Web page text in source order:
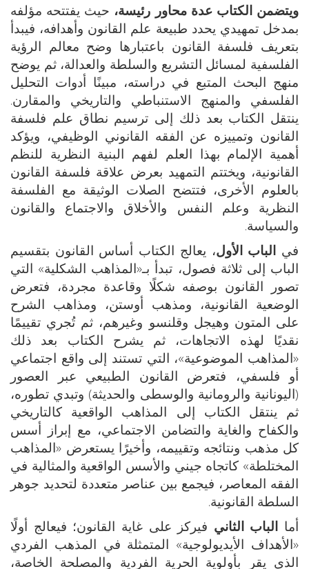
ويتضمن الكتاب عدة محاور رئيسة، حيث يفتتحه مؤلفه
بمدخل تمهيدي يحدد طبيعة علم القانون وأهدافه، فيبدأ
بتعريف فلسفة القانون باعتبارها وضح معالم الرؤية
الفلسفية لمسائل التشريع والسلطة والعدالة، ثم يوضح
منهج البحث المتبع في دراسته، مبينًا أدوات التحليل
الفلسفي والمنهج الاستنباطي والتاريخي والمقارن.
ينتقل الكتاب بعد ذلك إلى ترسيم نطاق علم فلسفة
القانون وتمييزه عن الفقه القانوني الوظيفي، ويؤكد
أهمية الإلمام بهذا العلم لفهم البنية النظرية للنظم
القانونية، ويختتم التمهيد بعرض علاقة فلسفة القانون
بالعلوم الأخرى، فتتضح الصلات الوثيقة مع الفلسفة
النظرية وعلم النفس والأخلاق والاجتماع والقانون
والسياسة.
في الباب الأول، يعالج الكتاب أساس القانون بتقسيم
الباب إلى ثلاثة فصول، تبدأ بـ«المذاهب الشكلية» التي
تصور القانون بوصفه شكلًا وقاعدة مجردة، فتعرض
الوضعية القانونية، ومذهب أوستن، ومذاهب الشرح
على المتون وهيجل وقلنسو وغيرهم، ثم تُجري تقييمًا
نقديًا لهذه الاتجاهات، ثم يشرح الكتاب بعد ذلك
«المذاهب الموضوعية»، التي تستند إلى واقع اجتماعي
أو فلسفي، فتعرض القانون الطبيعي عبر العصور
(اليونانية والرومانية والوسطى والحديثة) وتبدي تطوره،
ثم ينتقل الكتاب إلى المذاهب الواقعية كالتاريخي
والكفاح والغاية والتضامن الاجتماعي، مع إبراز أسس
كل مذهب ونتائجه وتقييمه، وأخيرًا يستعرض «المذاهب
المختلطة» كاتجاه جيني والأسس الواقعية والمثالية في
الفقه المعاصر، فيجمع بين عناصر متعددة لتحديد جوهر
السلطة القانونية.
أما الباب الثاني فيركز على غاية القانون؛ فيعالج أولًا
«الأهداف الأيديولوجية» المتمثلة في المذهب الفردي
الذي يقر بأولوية الحرية الفردية والمصلحة الخاصة،